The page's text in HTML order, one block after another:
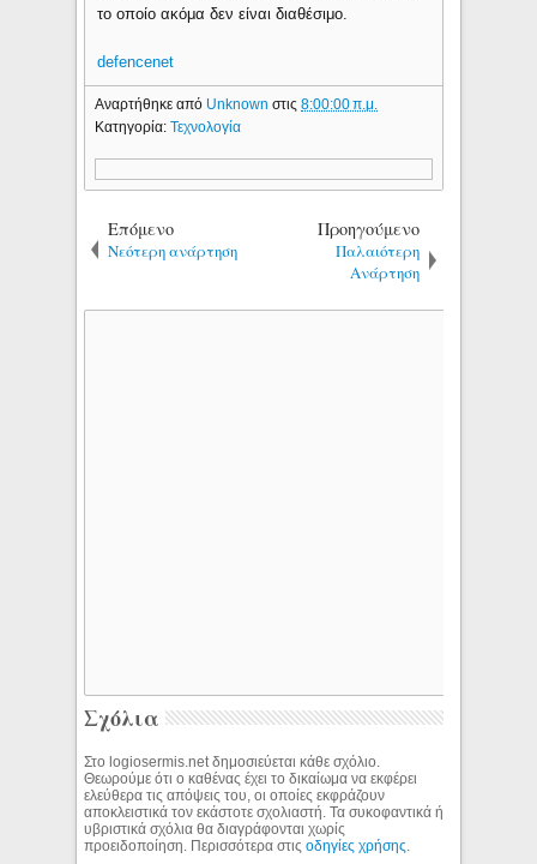
το οποίο ακόμα δεν είναι διαθέσιμο.
defencenet
Αναρτήθηκε από Unknownστις8:00:00 π.μ.
Κατηγορία:Τεχνολογία
Επόμενο
Νεότερη ανάρτηση
Προηγούμενο
Παλαιότερη
Ανάρτηση
Σχόλια
Στο logiosermis.net δημοσιεύεται κάθε σχόλιο.
Θεωρούμε ότι ο καθένας έχει το δικαίωμα να εκφέρει
ελεύθερα τις απόψεις του, οι οποίες εκφράζουν
αποκλειστικά τον εκάστοτε σχολιαστή. Τα συκοφαντικά ή
υβριστικά σχόλια θα διαγράφονται χωρίς
προειδοποίηση. Περισσότερα στιςοδηγίες χρήσης.